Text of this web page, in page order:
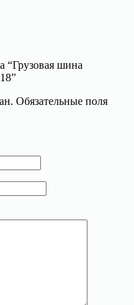
“Грузовая шина
Обязательные поля